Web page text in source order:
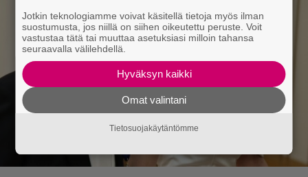
Jotkin teknologiamme voivat käsitellä tietoja myös ilman
suostumusta, jos niillä on siihen oikeutettu peruste. Voit
vastustaa tätä tai muuttaa asetuksiasi milloin tahansa
seuraavalla välilehdellä.
Hyväksyn kaikki
Omat valintani
Tietosuojakäytäntömme